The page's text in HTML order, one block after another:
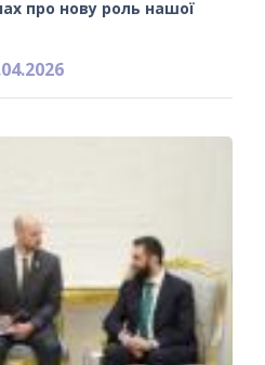
про нову роль нашої